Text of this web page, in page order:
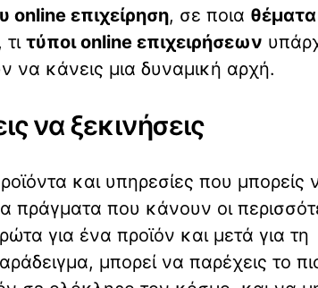
online επιχείρηση, σε ποια
, τι τύποι online επιχειρήσεων
κάνεις μια δυναμική αρχή.
να ξεκινήσεις
και υπηρεσίες που μπορείς
πράγματα που κάνουν οι
για ένα προϊόν και μετά για τη
μπορεί να παρέχεις το